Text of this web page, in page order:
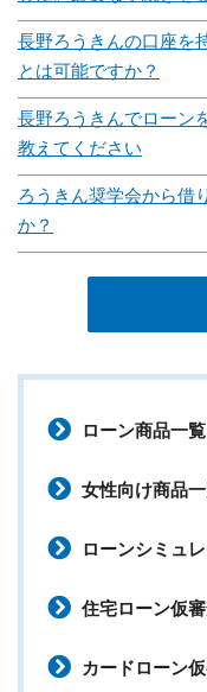
長野ろうきんの口座を
とは可能ですか？
長野ろうきんでローン
教えてください
ろうきん奨学会から借
か？
ローン商品一覧
女性向け商品
ローンシミュ
住宅ローン仮
カードローン